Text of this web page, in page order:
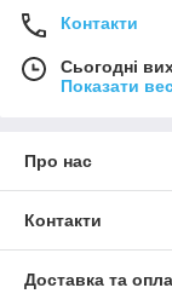
Контакти
Сьогодні
Показати
Про нас
Контакти
Доставка та